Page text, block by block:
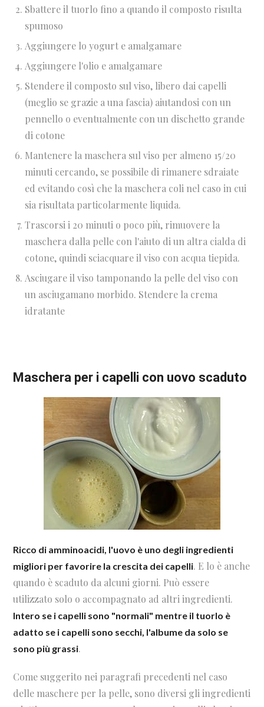
Sbattere il tuorlo fino a quando il composto risulta
spumoso
Aggiungere lo yogurt e amalgamare
Aggiungere l'olio e amalgamare
Stendere il composto sul viso, libero dai capelli
(meglio se grazie a una fascia) aiutandosi con un
pennello o eventualmente con un dischetto grande
di cotone
Mantenere la maschera sul viso per almeno 15/20
minuti cercando, se possibile di rimanere sdraiate
ed evitando così che la maschera coli nel caso in cui
sia risultata particolarmente liquida.
Trascorsi i 20 minuti o poco più, rimuovere la
maschera dalla pelle con l'aiuto di un altra cialda di
cotone, quindi sciacquare il viso con acqua tiepida.
Asciugare il viso tamponando la pelle del viso con
un asciugamano morbido. Stendere la crema
idratante
Maschera per i capelli con uovo scaduto
Ricco di amminoacidi, l'uovo è uno degli ingredienti
migliori per favorire la crescita dei capelli. E lo è anche
quando è scaduto da alcuni giorni. Può essere
utilizzato solo o accompagnato ad altri ingredienti.
Intero se i capelli sono "normali" mentre il tuorlo è
adatto se i capelli sono secchi, l'albume da solo se
sono più grassi.
Come suggerito nei paragrafi precedenti nel caso
delle maschere per la pelle, sono diversi gli ingredienti